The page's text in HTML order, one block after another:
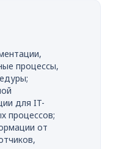
процессы,
для IT-
процессов;
от